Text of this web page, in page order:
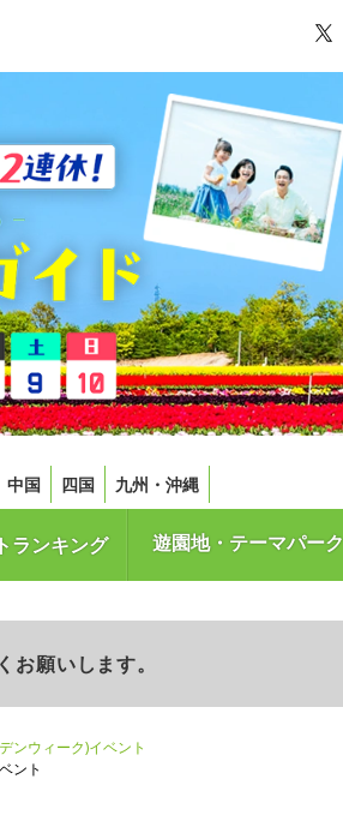
中国 四国 九州・沖縄
ランキング 遊園地・テーマパーク
願いします。
ンウィーク)イベント
ント